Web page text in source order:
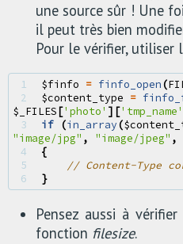
une source sûr ! Une
il peut très bien
Pour le vérifier, utiliser
1 $finfo = finfo_open(
2
$content_type =
$_FILES ['photo' ]['tmp_name'
3
if (in_array(
"image/jpg" , "image/jpeg" ,
4
{
5
// Content-Type
6
}
Pensez aussi à
fonction filesize.